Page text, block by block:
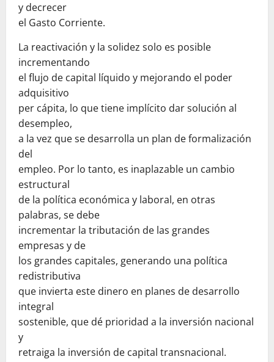
y decrecer
el Gasto Corriente.
La reactivación y la solidez solo es posible
incrementando
el flujo de capital líquido y mejorando el poder
adquisitivo
per cápita, lo que tiene implícito dar solución al
desempleo,
a la vez que se desarrolla un plan de formalización
del
empleo. Por lo tanto, es inaplazable un cambio
estructural
de la política económica y laboral, en otras
palabras, se debe
incrementar la tributación de las grandes
empresas y de
los grandes capitales, generando una política
redistributiva
que invierta este dinero en planes de desarrollo
integral
sostenible, que dé prioridad a la inversión nacional
y
retraiga la inversión de capital transnacional.